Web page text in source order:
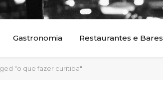
Gastronomia Restaurantes e Bares
"o que fazer curitiba"